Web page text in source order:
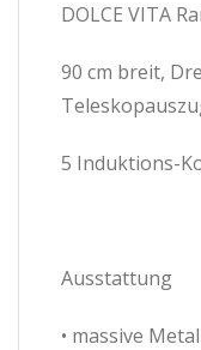
DOLCE VITA
90 cm breit,
5 Induktions-
Ausstattung
• massive